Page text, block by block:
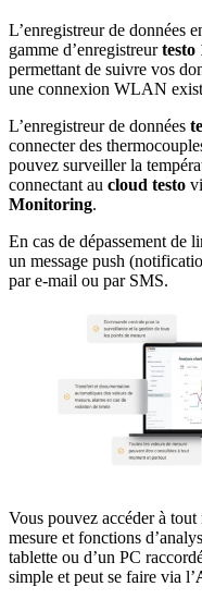
L’enregistreur de données
gamme d’enregistreurtesto
permettant de suivre vos
une connexion WLAN
L’enregistreur de données
connecter des
pouvez surveiller la
connectant au cloud testo
Monitoring.
En cas de dépassement de
un message push
par e-mail ou par SMS.
Vous pouvez accéder à
mesure et fonctions
tablette ou d’un PC
simple et peut se faire via l’